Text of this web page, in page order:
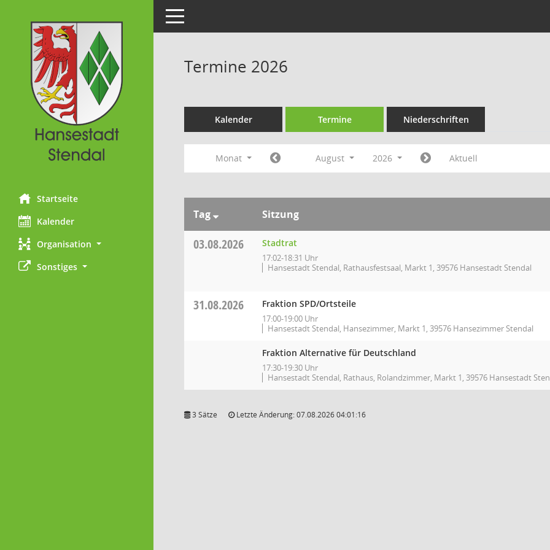
Startseite
Kalender
Organisation
Sonstiges
Toggle navigation
Termine 2026
Kalender Termine Niederschriften
Monat August 2026 Aktuell
Tag Sitzung
03.08.2026 Stadtrat
17:02-18:31 Uhr
Hansestadt Stendal, Rathausfestsaal, Markt 1, 39576 Hansestadt Stendal
31.08.2026 Fraktion SPD/Ortsteile
17:00-19:00 Uhr
Hansestadt Stendal, Hansezimmer, Markt 1, 39576 Hansezimmer Stendal
Fraktion Alternative für Deutschland
17:30-19:30 Uhr
Hansestadt Stendal, Rathaus, Rolandzimmer, Markt 1, 39576 Hansestadt
3 Sätze Letzte Änderung: 07.08.2026 04:01:16